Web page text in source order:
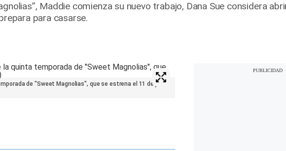
Maddie comienza su nuevo trabajo, Dana Sue considera
para casarse.
de "Sweet Magnolias", que se estrena el 11 de junio